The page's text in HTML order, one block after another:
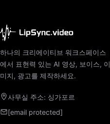
하나의 크리에이티브 워크스페이스
에서 표현력 있는 AI 영상, 보이스, 이
미지, 광고를 제작하세요.
사무실 주소: 싱가포르
[email protected]